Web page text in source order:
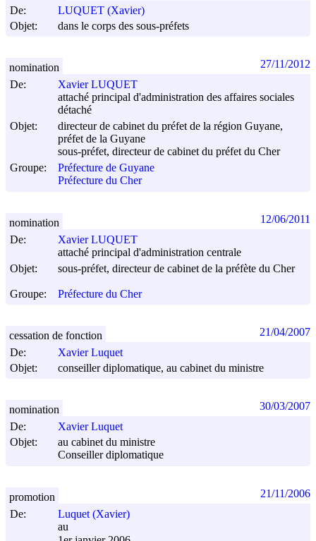
De:
LUQUET (Xavier)
Objet:
dans le corps des sous-préfets
De:
Xavier LUQUET
attaché principal d'administration des affaires sociales
détaché
Objet:
directeur de cabinet du préfet de la région Guyane,
préfet de la Guyane
sous-préfet, directeur de cabinet du préfet du Cher
Groupe:
Préfecture de Guyane
Préfecture du Cher
nomination 27/11/2012
De:
Xavier LUQUET
attaché principal d'administration centrale
Objet:
sous-préfet, directeur de cabinet de la préfète du Cher
Groupe: Préfecture du Cher
nomination 12/06/2011
De:
Xavier Luquet
Objet:
conseiller diplomatique, au cabinet du ministre
cessation de fonction 21/04/2007
De:
Xavier Luquet
Objet:
au cabinet du ministre
Conseiller diplomatique
nomination 30/03/2007
De:
Luquet (Xavier)
au
promotion 21/11/2006